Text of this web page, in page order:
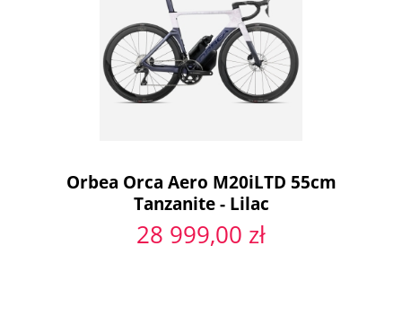
Orbea Orca Aero M20iLTD 55cm
Tanzanite - Lilac
28 999,00 zł